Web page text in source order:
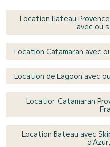
Location Bateau
avec ou
Location Catamaran avec
Location de Lagoon avec
Location Catamaran
Location Bateau avec